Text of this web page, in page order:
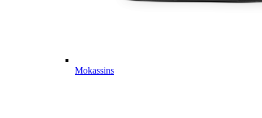
Mokassins